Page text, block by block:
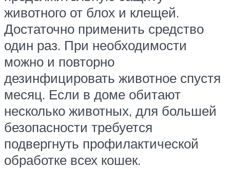
животного от блох и клещей.
Достаточно применить средство
один раз. При необходимости
можно и повторно
дезинфицировать животное спустя
месяц. Если в доме обитают
несколько животных, для большей
безопасности требуется
подвергнуть профилактической
обработке всех кошек.